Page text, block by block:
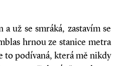
už se smráká, zastavím se
hrnou ze stanice metra
to podívaná, která mě nikdy